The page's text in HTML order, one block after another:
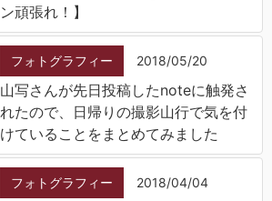
ン頑張れ！】
フォトグラフィー 2018/05/20
山写さんが先日投稿したnoteに触発さ
れたので、日帰りの撮影山行で気を付
けていることをまとめてみました
フォトグラフィー 2018/04/04